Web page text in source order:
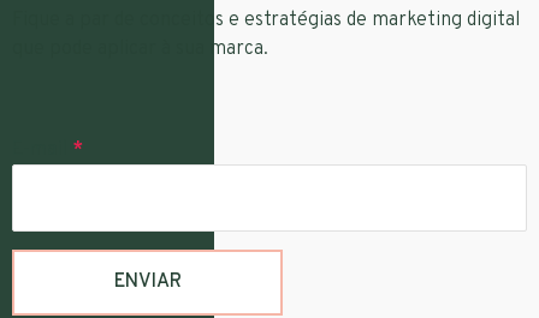
Fique a par de conceitos e estratégias de marketing digital
que pode aplicar à sua marca.
*